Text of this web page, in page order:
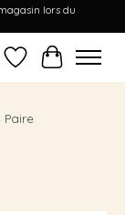
lors du
Liste dePanier
Paire